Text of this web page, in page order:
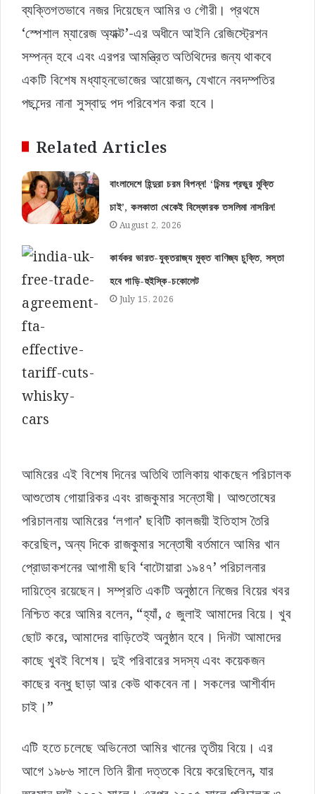
ব্যক্তিগতভাবে নজর দিয়েছেন আমির ও গৌরী। প্রথমে
‘স্পেশাল ম্যারেজ অ্যাক্ট’-এর অধীনে আইনি রেজিস্ট্রেশন
সম্পন্ন হবে এবং এরপর আমন্ত্রিত অতিথিদের জন্য থাকবে
একটি বিশেষ মধ্যাহ্নভোজের আয়োজন, যেখানে নবদম্পতির
পছন্দের নানা সুস্বাদু পদ পরিবেশন করা হবে।
Related Articles
বাংলাদেশে হিন্দুরা চরম বিপন্ন! ‘চিন্ময় প্রভুর মুক্তি
চাই’, কলকাতা থেকেই বিস্ফোরক তসলিমা নাসরিন!
August 2, 2026
কার্যকর ভারত-যুক্তরাজ্য মুক্ত বাণিজ্য চুক্তি, সস্তা
হবে গাড়ি-হুইস্কি-চকোলেট
July 15, 2026
আমিরের এই বিশেষ দিনের অতিথি তালিকায় থাকছেন পরিচালক
আশুতোষ গোয়ারিকর এবং রাজকুমার সন্তোষী। আশুতোষের
পরিচালনায় আমিরের ‘লগান’ ছবিটি কালজয়ী ইতিহাস তৈরি
করেছিল, অন্য দিকে রাজকুমার সন্তোষী বর্তমানে আমির খান
প্রোডাকশনের আগামী ছবি ‘বাটোয়ারা ১৯৪৭’ পরিচালনার
দায়িত্বে রয়েছেন। সম্প্রতি একটি অনুষ্ঠানে নিজের বিয়ের খবর
নিশ্চিত করে আমির বলেন, “হ্যাঁ, ৫ জুলাই আমাদের বিয়ে। খুব
ছোট করে, আমাদের বাড়িতেই অনুষ্ঠান হবে। দিনটা আমাদের
কাছে খুবই বিশেষ। দুই পরিবারের সদস্য এবং কয়েকজন
কাছের বন্ধু ছাড়া আর কেউ থাকবেন না। সকলের আশীর্বাদ
চাই।”
এটি হতে চলেছে অভিনেতা আমির খানের তৃতীয় বিয়ে। এর
আগে ১৯৮৬ সালে তিনি রীনা দত্তকে বিয়ে করেছিলেন, যার